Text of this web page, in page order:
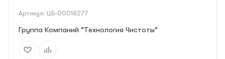
Артикул: ЦБ-00018277
Группа Компаний "Технология Чистоты"